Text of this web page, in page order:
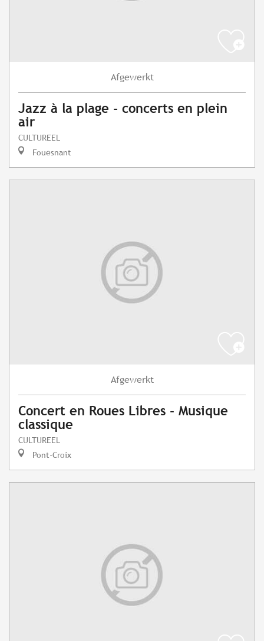
Afgewerkt
Jazz à la plage - concerts en plein
air
CULTUREEL
Fouesnant
Afgewerkt
Concert en Roues Libres - Musique
classique
CULTUREEL
Pont-Croix